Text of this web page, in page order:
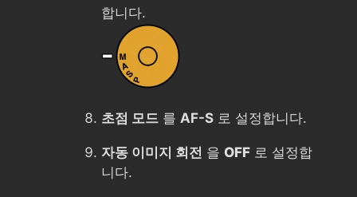
합니다.
초점 모드 를 AF-S 로 설정합니다.
자동 이미지 회전 을 OFF 로 설정합
니다.